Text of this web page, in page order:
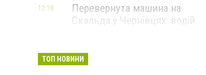
Перевернута машина на
Скальда у Чернівцях: водій
12:18
ТОП НОВИНИ